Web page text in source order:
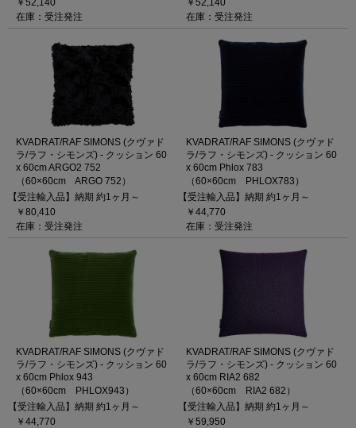
￥52,140
在庫：受注発注
￥52,140
在庫：受注発注
KVADRAT/RAF SIMONS (クヴァド
ラ/ラフ・シモンズ) - クッション 60
x 60cm ARGO2 752
（60×60cm ARGO 752）
【受注輸入品】納期 約1ヶ月～
￥80,410
在庫：受注発注
KVADRAT/RAF SIMONS (クヴァド
ラ/ラフ・シモンズ) - クッション 60
x 60cm Phlox 783
（60×60cm PHLOX783）
【受注輸入品】納期 約1ヶ月～
￥44,770
在庫：受注発注
KVADRAT/RAF SIMONS (クヴァド
ラ/ラフ・シモンズ) - クッション 60
x 60cm Phlox 943
（60×60cm PHLOX943）
【受注輸入品】納期 約1ヶ月～
￥44,770
KVADRAT/RAF SIMONS (クヴァド
ラ/ラフ・シモンズ) - クッション 60
x 60cm RIA2 682
（60×60cm RIA2 682）
【受注輸入品】納期 約1ヶ月～
￥59,950